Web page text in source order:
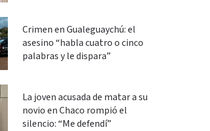
Crimen en Gualeguaychú: el
asesino “habla cuatro o cinco
palabras y le dispara”
La joven acusada de matar a su
novio en Chaco rompió el
silencio: “Me defendí”